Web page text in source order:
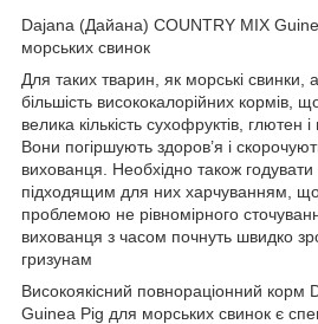
Dajana (Дайана) COUNTRY MIX
морських свинок
Для таких тварин, як морські свинки,
більшість висококалорійних кормів,
велика кількість сухофруктів, глютен
Вони погіршують здоров’я і
вихованця. Необхідно також
підходящим для них харчуванням,
проблемою не рівномірного
вихованця з часом почнуть швидко
гризунам
Високоякісний повнораціонний корм
Guinea Pig для морських свинок є